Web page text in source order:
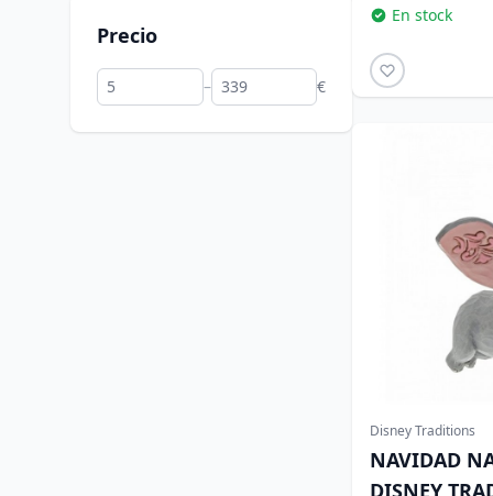
Precio
– €
En stock
Disney Traditions
NAVIDAD
DISNEY